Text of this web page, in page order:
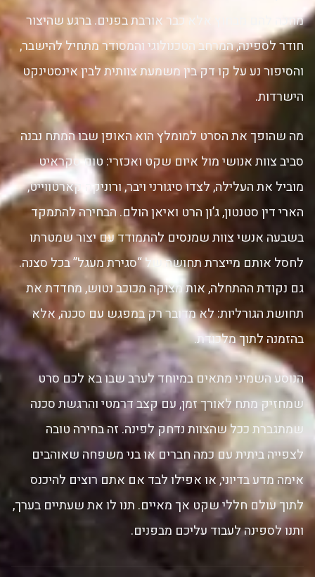
מחכה להם מבחוץ אלא כבר אורבת בפנים. ברגע שהיצור
חודר לספינה, המרחב הטכנולוגי והמסודר מתחיל להישבר,
והסיפור נע על קו דק בין משמעת צוותית לבין אינסטינקט
הישרדות.
מה שהופך את הסרט למומלץ הוא האופן שבו המתח נבנה
סביב צוות אנושי מול איום שקט ואכזרי: טום סקראיט
מוביל את העלילה, לצדו סיגורני ויבר, ורוניקה קארטווייט,
הארי דין סטנטון, ג’ון הרט ואיאן הולם. הבחירה להתמקד
בשבעה אנשי צוות שמנסים להתמודד עם יצור שמטרתו
לחסל אותם מייצרת תחושה של “סגירת מעגל” בכל סצנה.
גם נקודת ההתחלה, אות מצוקה מכוכב נטוש, מחדדת את
תחושת הגורליות: לא מדובר רק במפגש עם סכנה, אלא
בהזמנה לתוך מלכודת.
הנוסע השמיני מתאים במיוחד לערב שבו בא לכם סרט
שמחזיק מתח לאורך זמן, עם קצב דרמטי והרגשת סכנה
שמתגברת ככל שהצוות נדחק לפינה. זה בחירה טובה
לצפייה ביתית עם כמה חברים או בני משפחה שאוהבים
אימה מדע בדיוני, או אפילו לבד אם אתם רוצים להיכנס
לתוך עולם חללי שקט אך מאיים. תנו לו את שעתיים בערך,
ותנו לספינה לעבוד עליכם מבפנים.